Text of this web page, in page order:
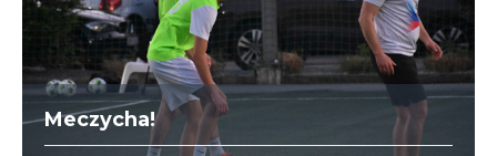
Meczycha!